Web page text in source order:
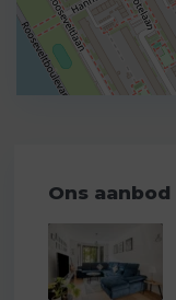
Ons aanbod